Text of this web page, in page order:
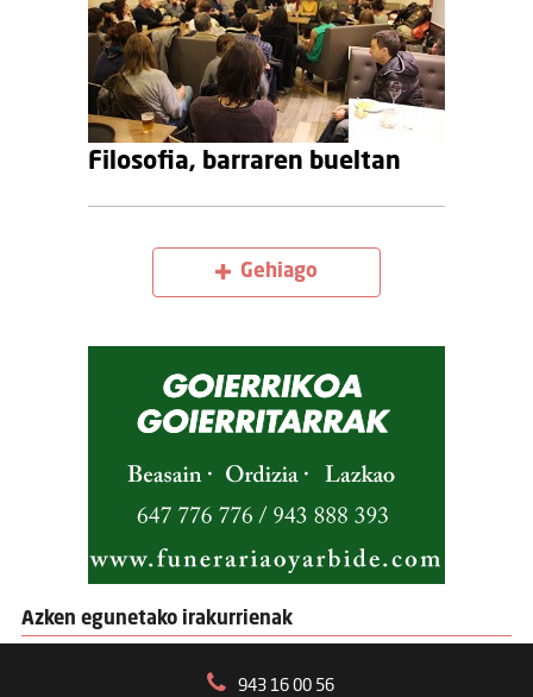
Filosofia, barraren bueltan
Gehiago
Azken egunetako irakurrienak
943 16 00 56